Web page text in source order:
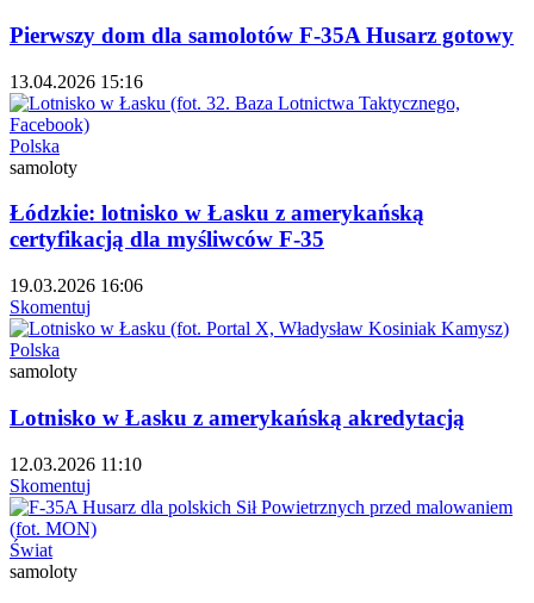
Pierwszy dom dla samolotów F-35A Husarz gotowy
13.04.2026 15:16
Polska
samoloty
Łódzkie: lotnisko w Łasku z amerykańską
certyfikacją dla myśliwców F-35
19.03.2026 16:06
Skomentuj
Polska
samoloty
Lotnisko w Łasku z amerykańską akredytacją
12.03.2026 11:10
Skomentuj
Świat
samoloty